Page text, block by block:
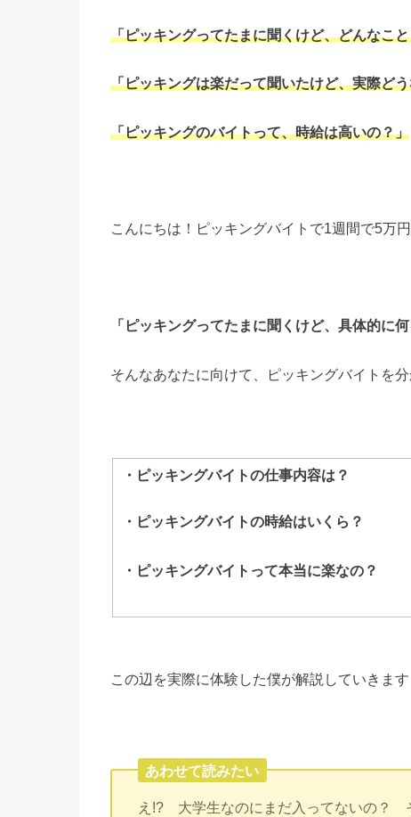
「ピッキングってたまに聞くけど、どんなこ
「ピッキングは楽だって聞いたけど、実際ど
「ピッキングのバイトって、時給は高いの？」
こんにちは！ピッキングバイトで1週間で5万
「ピッキングってたまに聞くけど、具体的に
そんなあなたに向けて、ピッキングバイトを
・ピッキングバイトの仕事内容は？
・ピッキングバイトの時給はいくら？
・ピッキングバイトって本当に楽なの？
この辺を実際に体験した僕が解説していきます
あわせて読みたい
え!? 大学生なのにまだ入ってないの？